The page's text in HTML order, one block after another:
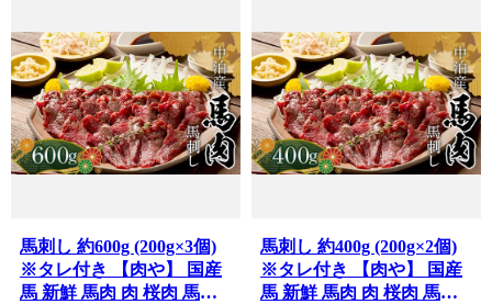
馬刺し 約600g (200g×3個)
※タレ付き 【肉や】 国産
馬 新鮮 馬肉 肉 桜肉 馬刺
馬刺し 約400g (200g×2個)
※タレ付き 【肉や】 国産
馬 新鮮 馬肉 肉 桜肉 馬刺